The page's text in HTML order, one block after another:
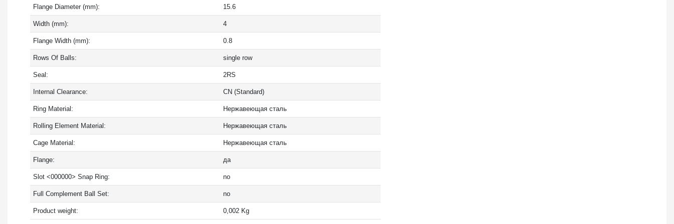
Flange Diameter (mm): 15.6
Width (mm): 4
Flange Width (mm): 0.8
Rows Of Balls: single row
Seal: 2RS
Internal Clearance: CN (Standard)
Ring Material: Нержавеющая сталь
Rolling Element Material: Нержавеющая сталь
Cage Material: Нержавеющая сталь
Flange: да
Slot <000000> Snap Ring: no
Full Complement Ball Set: no
Product weight: 0,002 Kg